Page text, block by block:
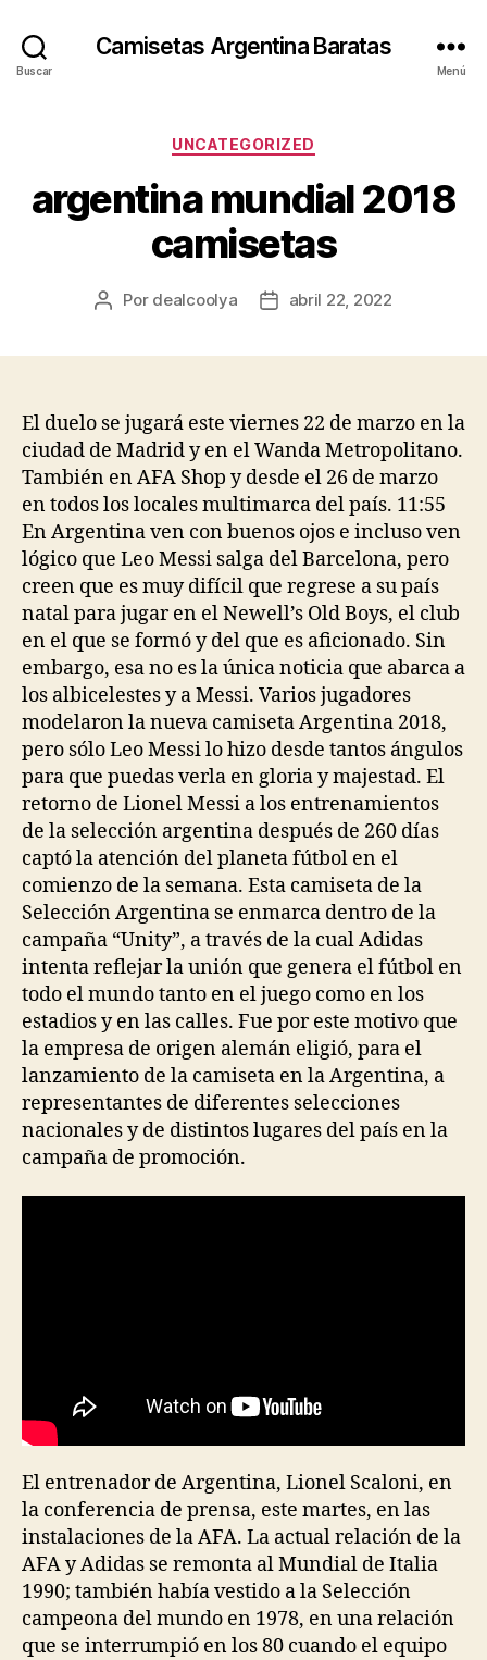
Buscar
Camisetas Argentina Baratas
Menú
Categorías
UNCATEGORIZED
argentina mundial 2018
camisetas
Autor
Por dealcoolya
Fechaabril 22, 2022
El duelo se jugará este viernes 22 de marzo en la
ciudad de Madrid y en el Wanda Metropolitano.
También en AFA Shop y desde el 26 de marzo
en todos los locales multimarca del país. 11:55
En Argentina ven con buenos ojos e incluso ven
lógico que Leo Messi salga del Barcelona, pero
creen que es muy difícil que regrese a su país
natal para jugar en el Newell’s Old Boys, el club
en el que se formó y del que es aficionado. Sin
embargo, esa no es la única noticia que abarca a
los albicelestes y a Messi. Varios jugadores
modelaron la nueva camiseta Argentina 2018,
pero sólo Leo Messi lo hizo desde tantos ángulos
para que puedas verla en gloria y majestad. El
retorno de Lionel Messi a los entrenamientos
de la selección argentina después de 260 días
captó la atención del planeta fútbol en el
comienzo de la semana. Esta camiseta de la
Selección Argentina se enmarca dentro de la
campaña “Unity”, a través de la cual Adidas
intenta reflejar la unión que genera el fútbol en
todo el mundo tanto en el juego como en los
estadios y en las calles. Fue por este motivo que
la empresa de origen alemán eligió, para el
lanzamiento de la camiseta en la Argentina, a
representantes de diferentes selecciones
nacionales y de distintos lugares del país en la
campaña de promoción.
El entrenador de Argentina, Lionel Scaloni, en
la conferencia de prensa, este martes, en las
instalaciones de la AFA. La actual relación de la
AFA y Adidas se remonta al Mundial de Italia
1990; también había vestido a la Selección
campeona del mundo en 1978, en una relación
que se interrumpió en los 80 cuando el equipo